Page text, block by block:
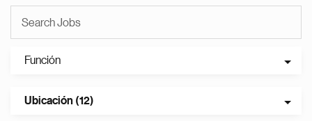
Función
Ubicación (12)